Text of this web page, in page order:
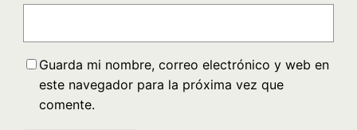
Guarda mi nombre, correo electrónico y web en
este navegador para la próxima vez que
comente.